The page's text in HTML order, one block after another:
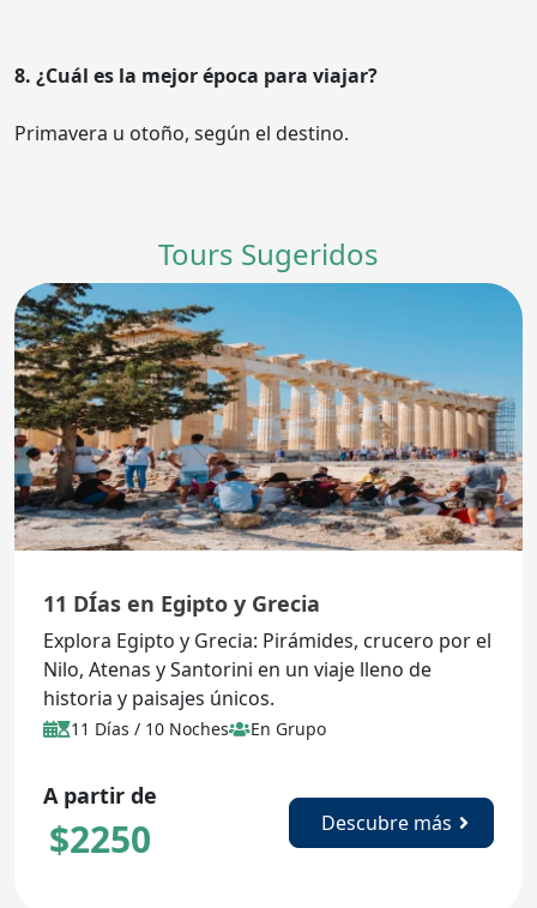
8. ¿Cuál es la mejor época para viajar?
Primavera u otoño, según el destino.
Tours Sugeridos
11 DÍas en Egipto y Grecia
Explora Egipto y Grecia: Pirámides, crucero por el
Nilo, Atenas y Santorini en un viaje lleno de
historia y paisajes únicos.
11 Días / 10 Noches En Grupo
A partir de
$2250 Descubre más